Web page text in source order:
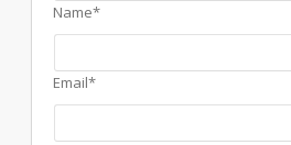
Name*
Email*